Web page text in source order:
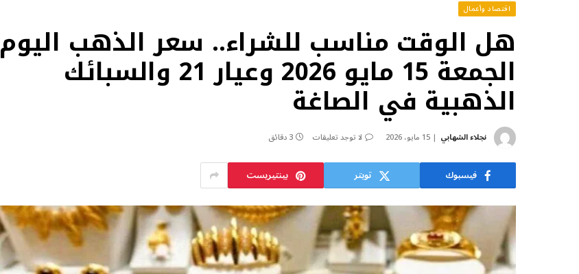
اقتصاد وأعمال
هل الوقت مناسب للشراء.. سعر الذهب اليوم
الجمعة 15 مايو 2026 وعيار 21 والسبائك
الذهبية في الصاغة
نجلاء الشهابي 15 مايو، 2026 لا توجد تعليقات 3 دقائق
فيسبوك تويتر بينتيريست